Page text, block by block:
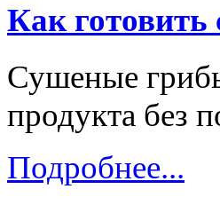
Как
Сушеные
продукта без
Подробнее...